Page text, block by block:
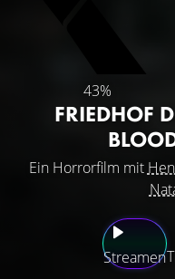
43%
FRIEDHOF
Ein Horrorfilm mit
Streamen